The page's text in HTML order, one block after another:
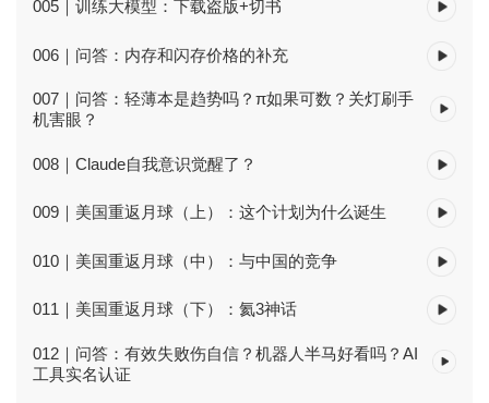
005｜训练大模型：下载盗版+切书
006｜问答：内存和闪存价格的补充
007｜问答：轻薄本是趋势吗？π如果可数？关灯刷手
机害眼？
008｜Claude自我意识觉醒了？
009｜美国重返月球（上）：这个计划为什么诞生
010｜美国重返月球（中）：与中国的竞争
011｜美国重返月球（下）：氦3神话
012｜问答：有效失败伤自信？机器人半马好看吗？AI
工具实名认证